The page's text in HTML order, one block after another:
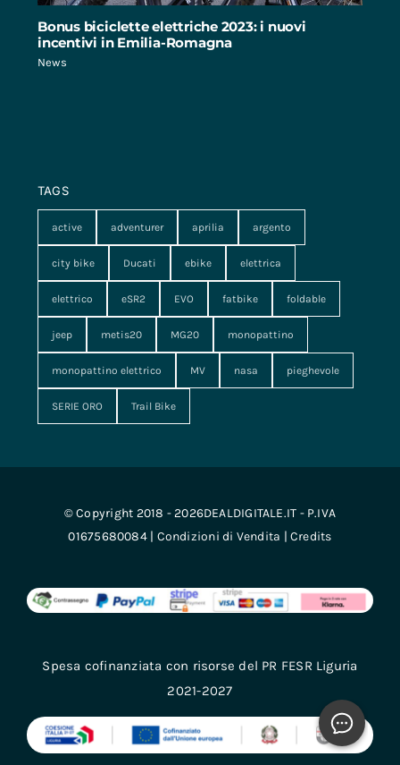
Bonus biciclette elettriche 2023: i nuovi
incentivi in Emilia-Romagna
News
TAGS
active adventurer aprilia argento
city bike Ducati ebike elettrica
elettrico eSR2 EVO fatbike foldable
jeep metis20 MG20 monopattino
monopattino elettrico MV nasa pieghevole
SERIE ORO Trail Bike
© Copyright 2018 - 2026DEALDIGITALE.IT - P.IVA
01675680084 | Condizioni di Vendita | Credits
Spesa cofinanziata con risorse del PR FESR Liguria
2021-2027